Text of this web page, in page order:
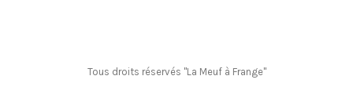
Tous droits réservés "La Meuf à Frange"